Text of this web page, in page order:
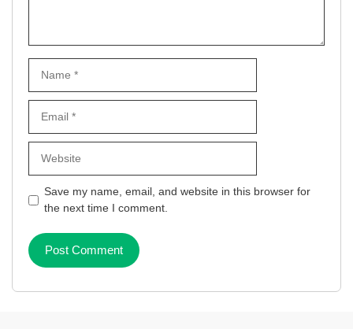
Save my name, email, and website in this browser for
the next time I comment.